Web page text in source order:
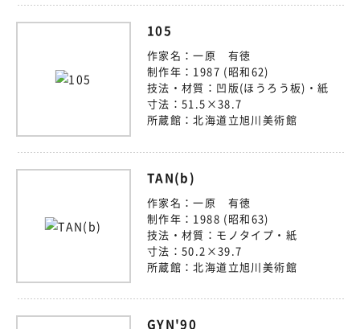
105
作家名：一原 有徳
制作年： 1987 (昭和62)
技法・材質： 凹版(ほうろう板)・紙
寸法： 51.5×38.7
所蔵館： 北海道立旭川美術館
TAN(b)
作家名：一原 有徳
制作年： 1988 (昭和63)
技法・材質： モノタイプ・紙
寸法： 50.2×39.7
所蔵館： 北海道立旭川美術館
GYN'90